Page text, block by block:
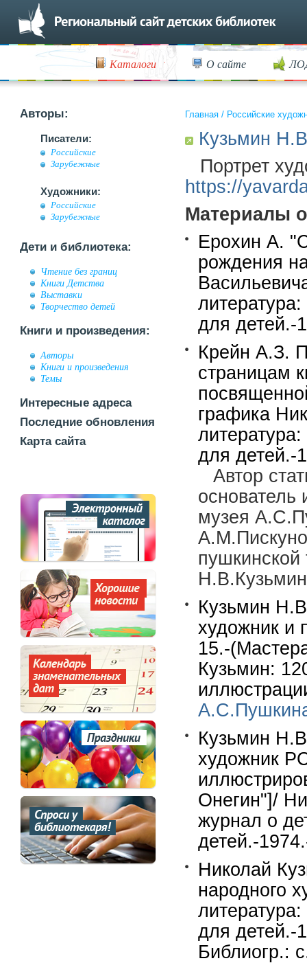
Каталоги О сайте
Авторы:
Писатели:
Российские
Зарубежные
Художники:
Российские
Зарубежные
Дети и библиотека:
Чтение без границ
Книги Детства
Выставки
Творчество детей
Книги и произведения:
Авторы
Книги и произведения
Темы
Интересные адреса
Последние обновления
Карта сайта
Главная / Российские
Кузьмин
Портрет
https://
Материалы
Ерохин А.
рождения
для детей.-
Крейн А.З.
страницам
графика
для детей.-
Автор
основатель
музея
пушкинской
Кузьмин
художник и
15.-
Кузьмин:
Кузьмин
художник
Онегин"]/
журнал о
детей.-
Николай
народного
для
Библиогр.: